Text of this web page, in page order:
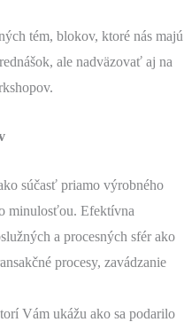
tém, blokov, ktoré nás majú
ale nadväzovať aj na
súčasť priamo výrobného
minulosťou. Efektívna
a procesných sfér ako
procesy, zavádzanie
Vám ukážu ako sa podarilo